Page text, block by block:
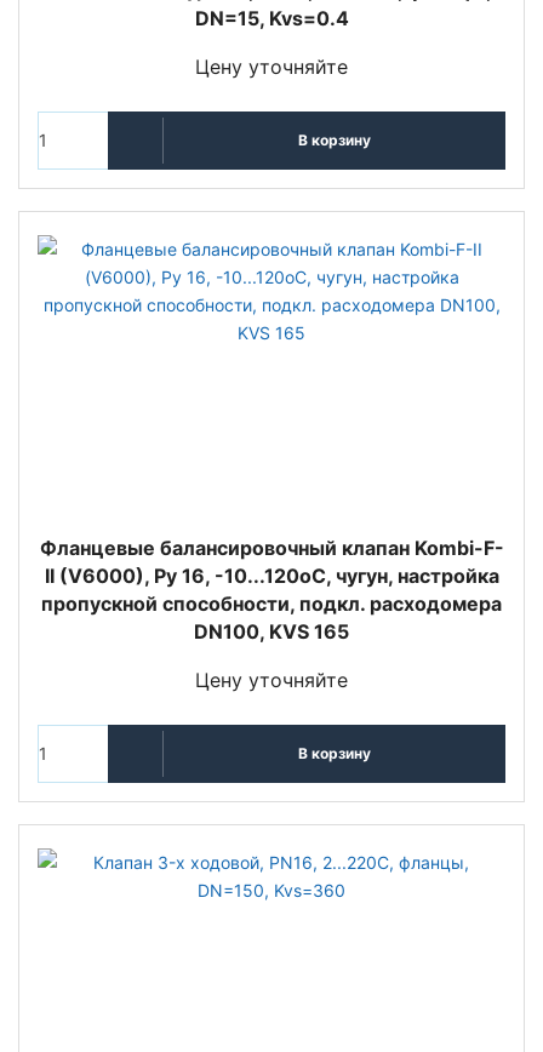
DN=15, Kvs=0.4
Цену уточняйте
В корзину
Фланцевые балансировочный клапан Kombi-F-
II (V6000), Pу 16, -10...120оС, чугун, настройка
пропускной способности, подкл. расходомера
DN100, KVS 165
Цену уточняйте
В корзину